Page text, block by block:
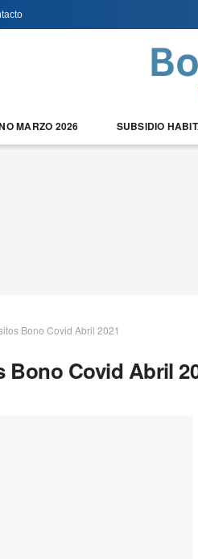
MARZO 2026 SUBSIDIO
Bono Covid Abril 2021
Bono Covid Abril